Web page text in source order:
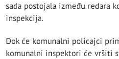
sada postojala između redara
inspekcija.
Dok će komunalni policajci
komunalni inspektori će vršiti